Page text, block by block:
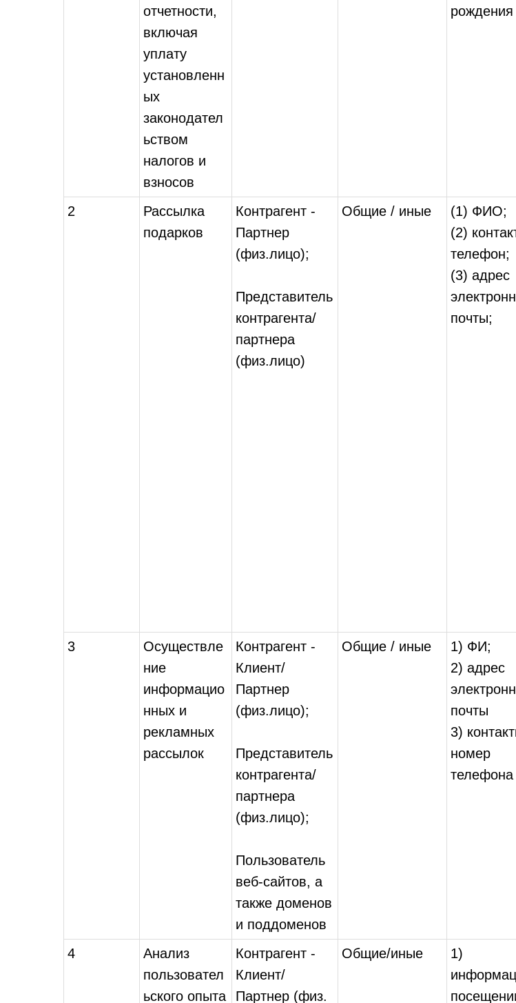
отчетности,
включая
уплату
установленн
ых
законодател
ьством
налогов и
взносов
рождения
2
Рассылка
подарков
Контрагент -
Партнер
(физ.лицо);
Представитель
контрагента/
партнера
(физ.лицо)
Общие / иные
(1) ФИО;
(2)
телефон;
(3) адрес
почты;
3
Осуществле
ние
информацио
нных и
рекламных
рассылок
Контрагент -
Клиент/
Партнер
(физ.лицо);
Представитель
контрагента/
партнера
(физ.лицо);
Пользователь
веб-сайтов, а
также доменов
и поддоменов
Общие / иные
1) ФИ;
2) адрес
почты
3)
номер
телефона
4
Анализ
пользовател
ьского опыта
Контрагент -
Клиент/
Партнер (физ.
Общие/иные
1)